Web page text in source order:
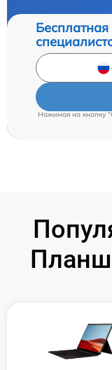
Нажимая на кнопку